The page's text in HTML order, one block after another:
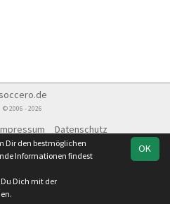
© 2006 - 2026
Datenschutz
OK
Dir den bestmöglichen
Informationen findest
Dich mit der